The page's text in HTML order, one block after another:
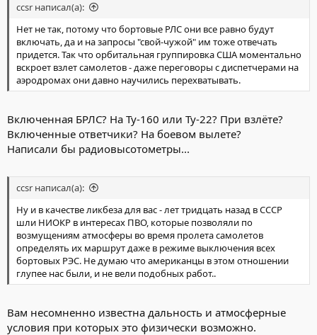
ccsr написал(а):
Нет не так, потому что бортовые РЛС они все равно будут
включать, да и на запросы "свой-чужой" им тоже отвечать
придется. Так что орбитальная группировка США моментально
вскроет взлет самолетов - даже переговоры с диспетчерами на
аэродромах они давно научились перехватывать.
Включенная БРЛС? На Ту-160 или Ту-22? При взлёте?
Включенные ответчики? На боевом вылете?
Написали бы радиовысотометры...
ccsr написал(а):
Ну и в качестве ликбеза для вас - лет тридцать назад в СССР
шли НИОКР в интересах ПВО, которые позволяли по
возмущениям атмосферы во время пролета самолетов
определять их маршрут даже в режиме выключения всех
бортовых РЭС. Не думаю что американцы в этом отношении
глупее нас были, и не вели подобных работ..
Вам несомненно известна дальность и атмосферные
условия при которых это физически возможно.